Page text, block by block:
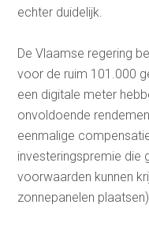
echter duidelijk.
De Vlaamse regering
voor de ruim 101.000
een digitale meter
onvoldoende
eenmalige
investeringspremie die
voorwaarden kunnen
zonnepanelen